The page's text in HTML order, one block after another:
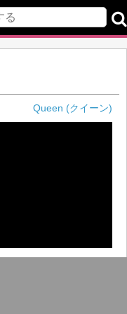
Queen (クイーン)